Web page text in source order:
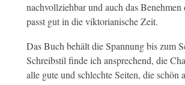
nachvollziehbar und auch das Benehmen
passt gut in die viktorianische Zeit.
Das Buch behält die Spannung bis zum
Schreibstil finde ich ansprechend, die
alle gute und schlechte Seiten, die schön